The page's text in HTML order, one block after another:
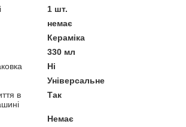
1 шт.
немає
Кераміка
330 мл
Ні
Універсальне
в
Так
Немає